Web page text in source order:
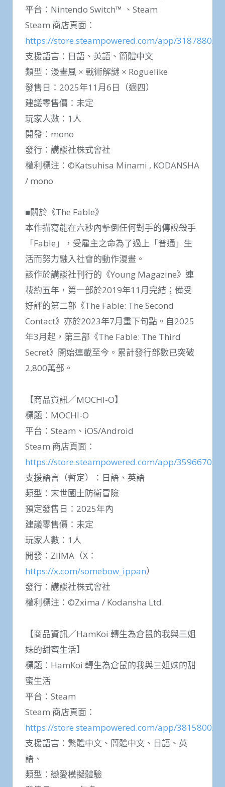
平台：Nintendo Switch™ 、Steam
Steam 商店頁面：
https://store.steampowered.com/app/3187880/
支援語言：日語、英語、簡體中文
類型：漫畫風 × 戰術解謎 × Roguelike
發售日：2025年11月6日（週四）
建議零售價：未定
玩家人數：1人
開發：mono
發行：講談社株式會社
權利標注：©Katsuhisa Minami , KODANSHA
/ mono
■關於《The Fable》
本作描寫能在六秒內擊倒任何對手的傳說殺手
「Fable」，受雇主之命為了過上「普通」生
活而努力融入社會的動作漫畫。
該作於講談社刊行的《Young Magazine》連
載約五年，第一部於2019年11月完結；備受
好評的第二部《The Fable: The Second
Contact》亦於2023年7月畫下句點。自2025
年3月起，第三部《The Fable: The Third
Secret》開始連載至今。累計發行部數已突破
2,800萬部。
【商品資訊／MOCHI-O】
標題：MOCHI-O
平台：Steam、iOS/Android
Steam 商店頁面：
https://store.steampowered.com/app/3596670/
支援語言（暫定）：日語、英語
類型：末世國土防衛冒險
預定發售日：2025年內
建議零售價：未定
玩家人數：1人
開發：ZIIMA（X：
https://x.com/somebow_ippan）
發行：講談社株式會社
權利標注：©Zxima / Kodansha Ltd.
【商品資訊／HamKoi 轉生為倉鼠的我與三姐
妹的甜蜜生活】
標題：HamKoi 轉生為倉鼠的我與三姐妹的甜
蜜生活
平台：Steam
Steam 商店頁面：
https://store.steampowered.com/app/3815800/
支援語言：繁體中文、簡體中文、日語、英
語、
類型：戀愛模擬體驗